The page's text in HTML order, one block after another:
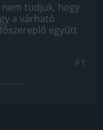
tudjuk, hogy
a várható
együtt